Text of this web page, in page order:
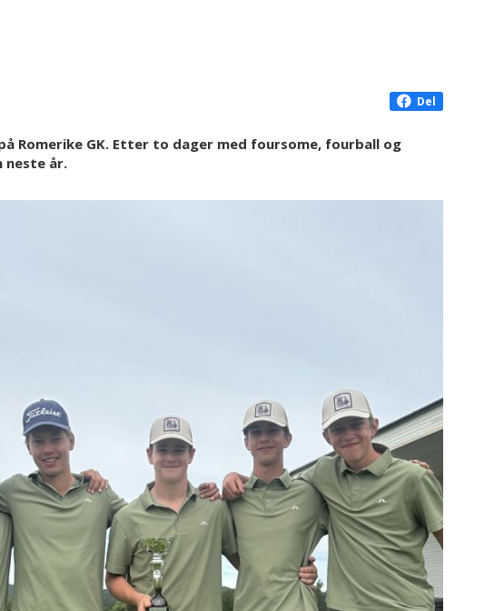
Del
Romerike GK. Etter to dager med foursome, fourball og
neste år.